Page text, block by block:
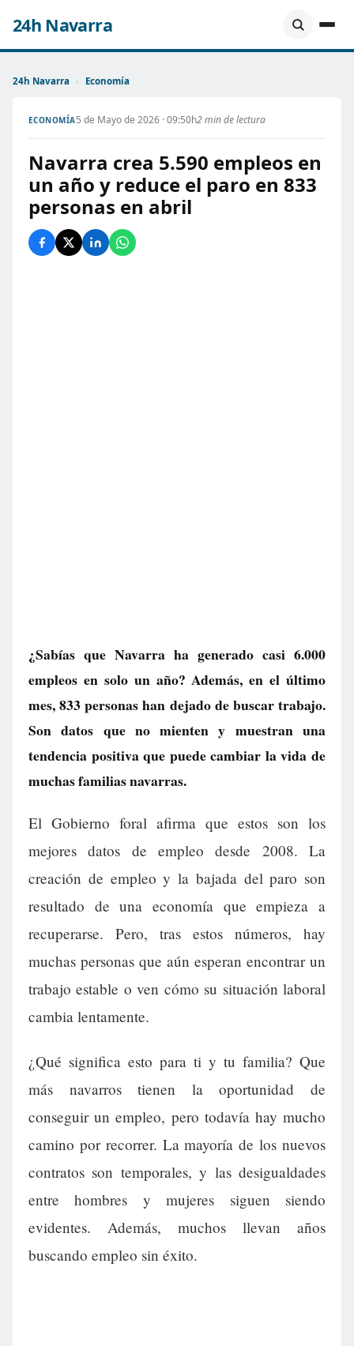
24h Navarra
24h Navarra › Economía
ECONOMÍA5 de Mayo de 2026 · 09:50h2 min de lectura
Navarra crea 5.590 empleos en
un año y reduce el paro en 833
personas en abril
¿Sabías que Navarra ha generado casi 6.000
empleos en solo un año? Además, en el último
mes, 833 personas han dejado de buscar trabajo.
Son datos que no mienten y muestran una
tendencia positiva que puede cambiar la vida de
muchas familias navarras.
El Gobierno foral afirma que estos son los
mejores datos de empleo desde 2008. La
creación de empleo y la bajada del paro son
resultado de una economía que empieza a
recuperarse. Pero, tras estos números, hay
muchas personas que aún esperan encontrar un
trabajo estable o ven cómo su situación laboral
cambia lentamente.
¿Qué significa esto para ti y tu familia? Que
más navarros tienen la oportunidad de
conseguir un empleo, pero todavía hay mucho
camino por recorrer. La mayoría de los nuevos
contratos son temporales, y las desigualdades
entre hombres y mujeres siguen siendo
evidentes. Además, muchos llevan años
buscando empleo sin éxito.